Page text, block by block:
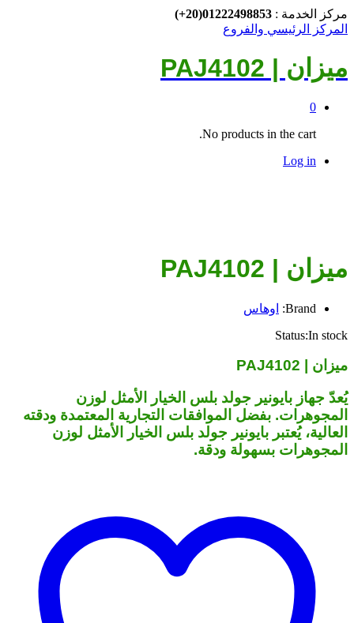
مركز الخدمة : 01222498853(20+)
المركز الرئيسي والفروع
ميزان | PAJ4102
0
No products in the cart.
Log in
ميزان | PAJ4102
Brand:
اوهاس
Status:In stock
ميزان | PAJ4102
يُعدّ جهاز بايونير جولد بلس الخيار الأمثل لوزن
المجوهرات. بفضل الموافقات التجارية المعتمدة ودقته
العالية، يُعتبر بايونير جولد بلس الخيار الأمثل لوزن
المجوهرات بسهولة ودقة.